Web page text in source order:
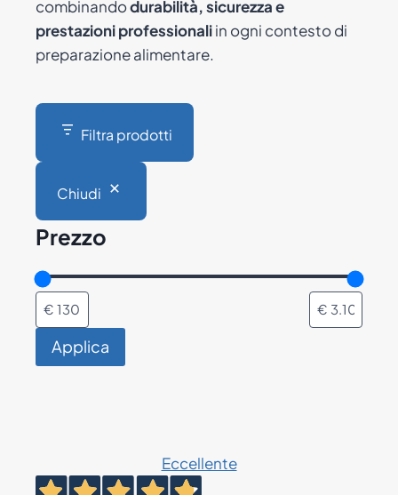
combinandodurabilità, sicurezza e
prestazioni professionaliin ogni contesto di
preparazione alimentare.
Filtra prodotti
Chiudi
Prezzo
Applica
Eccellente